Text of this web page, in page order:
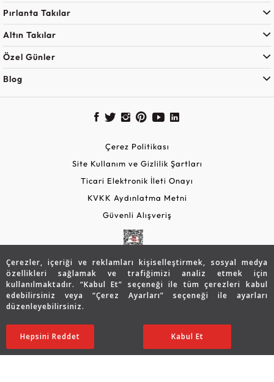
Çerezler, içeriği ve reklamları kişiselleştirmek, sosyal medya
özellikleri sağlamak ve trafiğimizi analiz etmek için
kullanılmaktadır. “Kabul Et” seçeneği ile tüm çerezleri kabul
edebilirsiniz veya “Çerez Ayarları” seçeneği ile ayarları
düzenleyebilirsiniz.
Ayarları Düzenle
Hepsini Reddet Kabul Et
40.085 TL
32.082 TL
30.478 TL SATIN ALIN
Pırlanta Takılar
Altın Takılar
Özel Günler
Blog
Çerez Politikası
Site Kullanım ve Gizlilik Şartları
Ticari Elektronik İleti Onayı
KVKK Aydınlatma Metni
Güvenli Alışveriş
Copyright © 2026 Assos Pırlanta - Bu sitenin tüm hakları